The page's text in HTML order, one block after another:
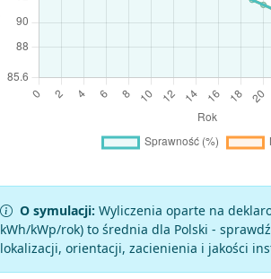
O symulacji: Wyliczenia oparte na
kWh/kWp/rok) to średnia dla Polski -
lokalizacji, orientacji, zacienienia i jakości